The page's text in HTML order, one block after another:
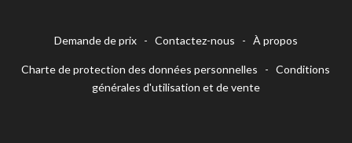
Demande de prix- Contactez-nous - À propos
Charte de protection des données personnelles -Conditions
générales d'utilisation et de vente